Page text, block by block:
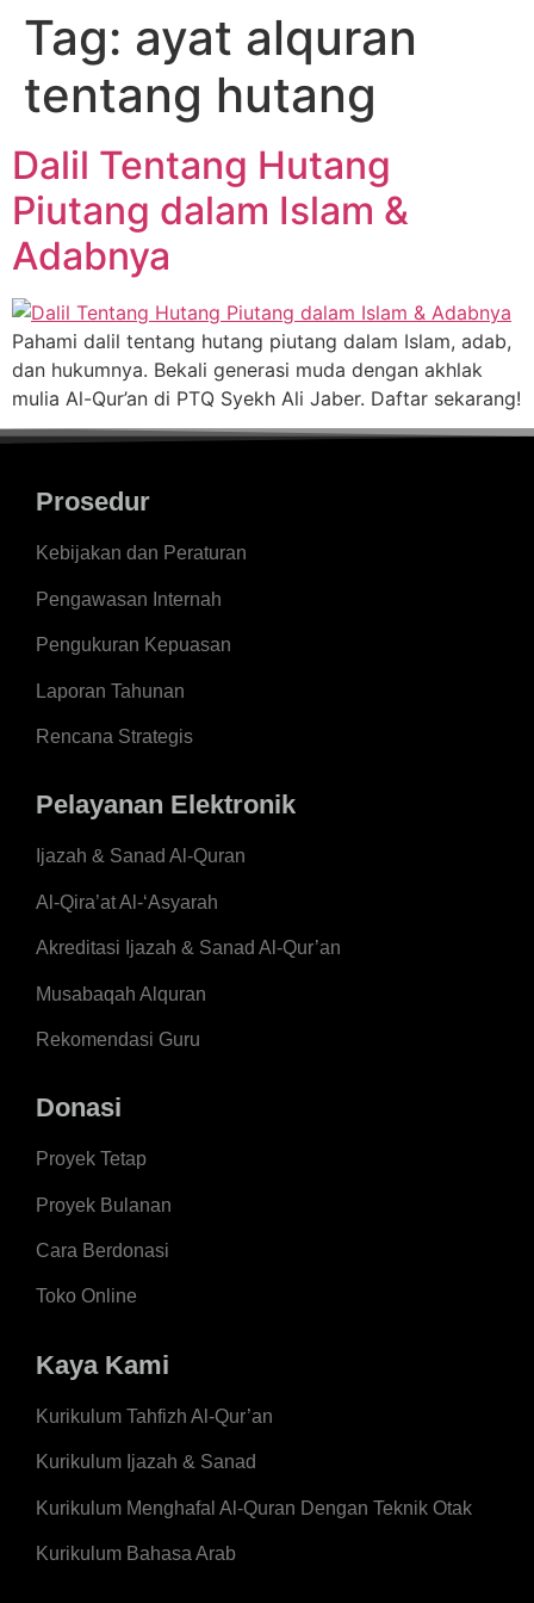
Tag: ayat alquran
tentang hutang
Dalil Tentang Hutang
Piutang dalam Islam &
Adabnya
Pahami dalil tentang hutang piutang dalam Islam, adab,
dan hukumnya. Bekali generasi muda dengan akhlak
mulia Al-Qur’an di PTQ Syekh Ali Jaber. Daftar sekarang!
Prosedur
Kebijakan dan Peraturan
Pengawasan Internah
Pengukuran Kepuasan
Laporan Tahunan
Rencana Strategis
Pelayanan Elektronik
Ijazah & Sanad Al-Quran
Al-Qira’at Al-‘Asyarah
Akreditasi Ijazah & Sanad Al-Qur’an
Musabaqah Alquran
Rekomendasi Guru
Donasi
Proyek Tetap
Proyek Bulanan
Cara Berdonasi
Toko Online
Kaya Kami
Kurikulum Tahfizh Al-Qur’an
Kurikulum Ijazah & Sanad
Kurikulum Menghafal Al-Quran Dengan Teknik Otak
Kurikulum Bahasa Arab